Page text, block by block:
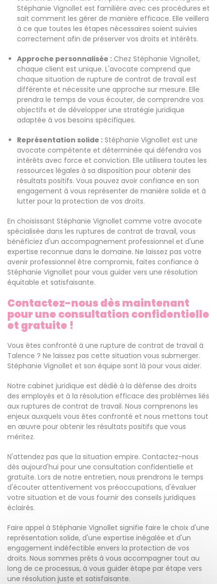
Stéphanie Vignollet est familière avec ces procédures et
sait comment les gérer de manière efficace. Elle veillera
à ce que toutes les étapes nécessaires soient suivies
correctement afin de préserver vos droits et intérêts.
Approche personnalisée : Chez Stéphanie Vignollet,
chaque client est unique. L'avocate comprend que
chaque situation de rupture de contrat de travail est
différente et nécessite une approche sur mesure. Elle
prendra le temps de vous écouter, de comprendre vos
objectifs et de développer une stratégie juridique
adaptée à vos besoins spécifiques.
Représentation solide : Stéphanie Vignollet est une
avocate compétente et déterminée qui défendra vos
intérêts avec force et conviction. Elle utilisera toutes les
ressources légales à sa disposition pour obtenir des
résultats positifs. Vous pouvez avoir confiance en son
engagement à vous représenter de manière solide et à
lutter pour la protection de vos droits.
En choisissant Stéphanie Vignollet comme votre avocate
spécialisée dans les ruptures de contrat de travail, vous
bénéficiez d'un accompagnement professionnel et d'une
expertise reconnue dans le domaine. Ne laissez pas votre
avenir professionnel être compromis, faites confiance à
Stéphanie Vignollet pour vous guider vers une résolution
équitable et satisfaisante.
Contactez-nous dès maintenant
pour une consultation confidentielle
et gratuite !
Vous êtes confronté à une rupture de contrat de travail à
Talence ? Ne laissez pas cette situation vous submerger.
Stéphanie Vignollet et son équipe sont là pour vous aider.
Notre cabinet juridique est dédié à la défense des droits
des employés et à la résolution efficace des problèmes liés
aux ruptures de contrat de travail. Nous comprenons les
enjeux auxquels vous êtes confronté et nous mettons tout
en œuvre pour obtenir les résultats positifs que vous
méritez.
N'attendez pas que la situation empire. Contactez-nous
dès aujourd'hui pour une consultation confidentielle et
gratuite. Lors de notre entretien, nous prendrons le temps
d'écouter attentivement vos préoccupations, d'évaluer
votre situation et de vous fournir des conseils juridiques
éclairés.
Faire appel à Stéphanie Vignollet signifie faire le choix d'une
représentation solide, d'une expertise inégalée et d'un
engagement indéfectible envers la protection de vos
droits. Nous sommes prêts à vous accompagner tout au
long de ce processus, à vous guider étape par étape vers
une résolution juste et satisfaisante.